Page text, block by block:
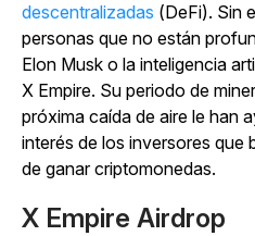
descentralizadas (DeFi). Sin
personas que no están
Elon Musk o la inteligencia
X Empire. Su periodo de
próxima caída de aire le han
interés de los inversores que
de ganar criptomonedas.
X Empire Airdrop